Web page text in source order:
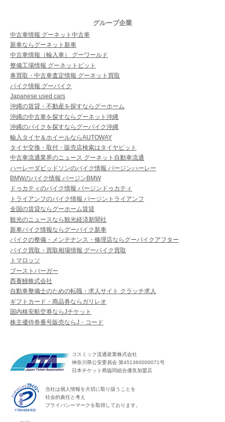
グループ企業
中古車情報 グーネット中古車
新車ならグーネット新車
中古車情報（輸入車） グーワールド
整備工場情報 グーネットピット
車買取・中古車査定情報 グーネット買取
バイク情報 グーバイク
Japanese used cars
沖縄の賃貸・不動産を探すならグーホーム
沖縄の中古車を探すならグーネット沖縄
沖縄のバイクを探すならグーバイク沖縄
輸入タイヤ＆ホイールならAUTOWAY
タイヤ交換・取付・販売店検索はタイヤピット
中古車流通業界のニュース グーネット自動車流通
ハーレーダビッドソンのバイク情報 バージンハーレー
BMWのバイク情報 バージンBMW
ドゥカティのバイク情報 バージンドゥカティ
トライアンフのバイク情報 バージントライアンフ
全国の賃貸ならグーホーム賃貸
観光のニュースなら観光経済新聞社
新車バイク情報ならグーバイク新車
バイクの整備・メンテナンス・修理店ならグーバイクアフター
バイク買取・買取相場情報 グーバイク買取
トマロッソ
ブーストバーガー
西養鰻株式会社
自動車整備士のための転職・求人サイト クラッチ求人
ギフトカード・商品券ならガリレオ
国内格安航空券ならJチケット
株主優待券番号販売ならJ・コード
コスミック流通産業株式会社
神奈川県公安委員会 第451360000071号
日本チケット商協同組合優良加盟店
当社は個人情報を大切に取り扱うことを
社会的責任と考え
プライバシーマークを取得しております。